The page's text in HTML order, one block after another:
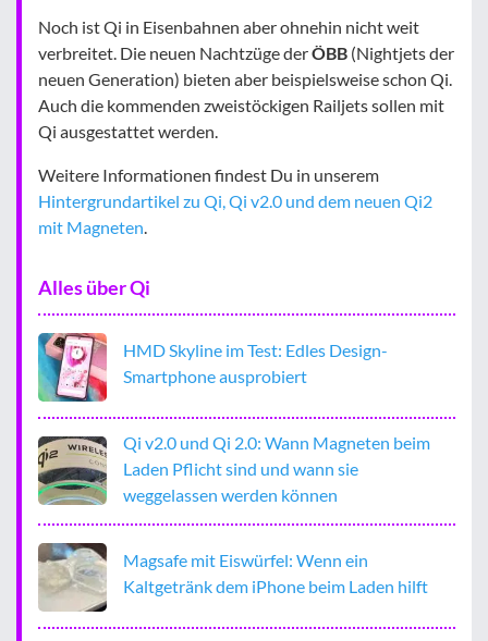
Noch ist Qi in Eisenbahnen aber ohnehin nicht weit
verbreitet. Die neuen Nachtzüge derÖBB (Nightjets der
neuen Generation) bieten aber beispielsweise schon Qi.
Auch die kommenden zweistöckigen Railjets sollen mit
Qi ausgestattet werden.
Weitere Informationen findest Du in unserem
Hintergrundartikel zu Qi, Qi v2.0 und dem neuen Qi2
mit Magneten
Alles über Qi
HMD Skyline im Test: Edles Design-
Smartphone ausprobiert
Qi v2.0 und Qi 2.0: Wann Magneten beim
Laden Pflicht sind und wann sie
weggelassen werden können
Magsafe mit Eiswürfel: Wenn ein
Kaltgetränk dem iPhone beim Laden hilft